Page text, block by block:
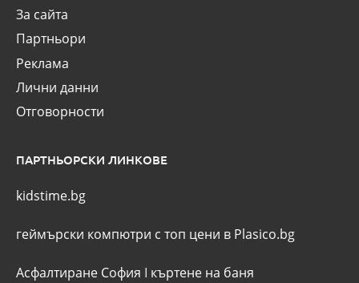
За сайта
Партньори
Реклама
Лични данни
Отговорности
ПАРТНЬОРСКИ ЛИНКОВЕ
kidstime.bg
геймърски компютри с топ цени в Plasico.bg
Асфалтиране София I къртене на баня